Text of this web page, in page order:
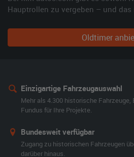
Hauptrollen zu vergeben – und das
Oldtimer
Einzigartige Fahrzeugauswahl
Mehr als 4.300 historische Fahrzeuge,
Fundus für Ihre Projekte.
Bundesweit verfügbar
Zugang zu historischen Fahrzeugen
darüber hinaus.